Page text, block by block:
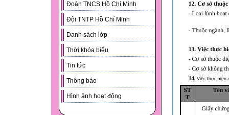
Đoàn TNCS Hồ Chí Minh
Đội TNTP Hồ Chí Minh
Danh sách lớp
Thời khóa biểu
Tin tức
Thông báo
Hình ảnh hoạt động